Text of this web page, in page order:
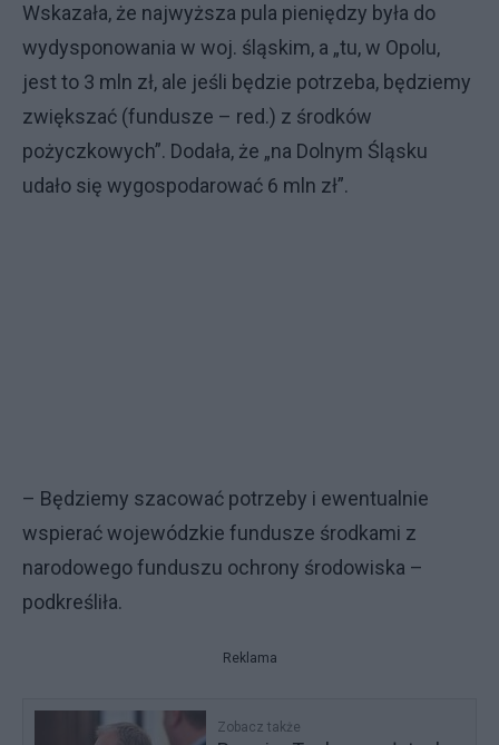
Wskazała, że najwyższa pula pieniędzy była do
wydysponowania w woj. śląskim, a „tu, w Opolu,
jest to 3 mln zł, ale jeśli będzie potrzeba, będziemy
zwiększać (fundusze – red.) z środków
pożyczkowych”. Dodała, że „na Dolnym Śląsku
udało się wygospodarować 6 mln zł”.
– Będziemy szacować potrzeby i ewentualnie
wspierać wojewódzkie fundusze środkami z
narodowego funduszu ochrony środowiska –
podkreśliła.
Reklama
Zobacz także